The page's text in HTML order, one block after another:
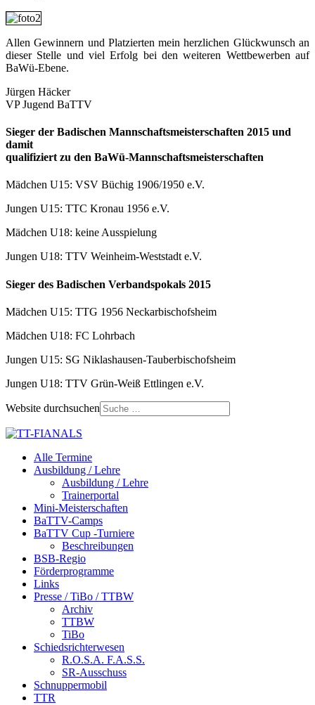
Allen Gewinnern und Platzierten mein herzlichen Glückwunsch an
dieser Stelle und viel Erfolg bei den weiteren Wettbewerben auf
BaWü-Ebene.
Jürgen Häcker
VP Jugend BaTTV
Sieger der Badischen Mannschaftsmeisterschaften 2015 und
damit
qualifiziert zu den BaWü-Mannschaftsmeisterschaften
Mädchen U15: VSV Büchig 1906/1950 e.V.
Jungen U15: TTC Kronau 1956 e.V.
Mädchen U18: keine Ausspielung
Jungen U18: TTV Weinheim-Weststadt e.V.
Sieger des Badischen Verbandspokals 2015
Mädchen U15: TTG 1956 Neckarbischofsheim
Mädchen U18: FC Lohrbach
Jungen U15: SG Niklashausen-Tauberbischofsheim
Jungen U18: TTV Grün-Weiß Ettlingen e.V.
Website durchsuchen
Alle Termine
Ausbildung / Lehre
Ausbildung / Lehre
Trainerportal
Mini-Meisterschaften
BaTTV-Camps
BaTTV Cup -Turniere
Beschreibungen
BSB-Regio
Förderprogramme
Links
Presse / TiBo / TTBW
Archiv
TTBW
TiBo
Schiedsrichterwesen
R.O.S.A. F.A.S.S.
SR-Ausschuss
Schnuppermobil
TTR